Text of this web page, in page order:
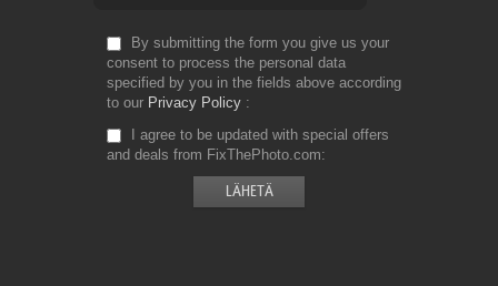
By submitting the form you give us your
consent to process the personal data
specified by you in the fields above according
to our Privacy Policy
I agree to be updated with special offers
and deals from FixThePhoto.com